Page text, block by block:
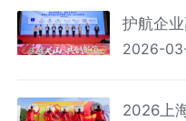
护航企
浦东首
2026-
2026上